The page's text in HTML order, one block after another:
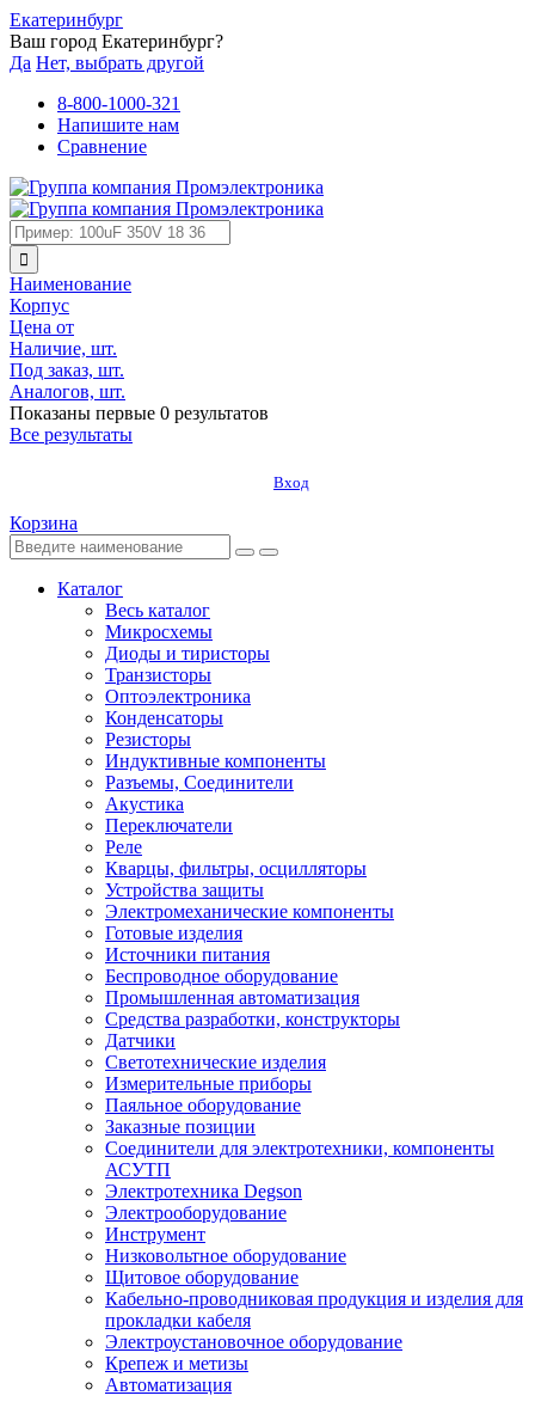
Екатеринбург
Ваш город Екатеринбург?
Да Нет, выбрать другой
8-800-1000-321
Напишите нам
Сравнение
Наименование
Корпус
Цена от
Наличие, шт.
Под заказ, шт.
Аналогов, шт.
Показаны первые 0 результатов
Все результаты
Вход
Корзина
Каталог
Весь каталог
Микросхемы
Диоды и тиристоры
Транзисторы
Оптоэлектроника
Конденсаторы
Резисторы
Индуктивные компоненты
Разъемы, Соединители
Акустика
Переключатели
Реле
Кварцы, фильтры, осцилляторы
Устройства защиты
Электромеханические компоненты
Готовые изделия
Источники питания
Беспроводное оборудование
Промышленная автоматизация
Средства разработки, конструкторы
Датчики
Светотехнические изделия
Измерительные приборы
Паяльное оборудование
Заказные позиции
Соединители для электротехники, компоненты
АСУТП
Электротехника Degson
Электрооборудование
Инструмент
Низковольтное оборудование
Щитовое оборудование
Кабельно-проводниковая продукция и изделия для
прокладки кабеля
Электроустановочное оборудование
Крепеж и метизы
Автоматизация